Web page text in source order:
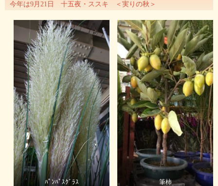
今年は9月21日 十五夜・ススキ ＜実りの秋＞
ﾊﾟﾝﾊﾟｽｸﾞﾗｽ 筆柿